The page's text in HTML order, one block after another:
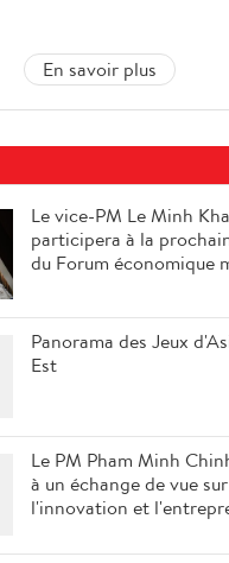
En savoir plus
Le vice-PM Le Minh
participera à la
du Forum économique
Panorama des Jeux
Est
Le PM Pham Minh
à un échange de vue sur
l'innovation et